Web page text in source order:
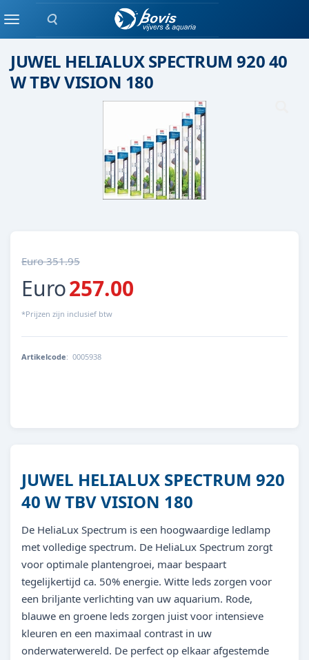
Zoeken
Menutl /overige
JUWEL HELIALUX SPECTRUM 920 40
W TBV VISION 180
Euro 351.95
Euro257.00
*Prijzen zijn inclusief btw
Artikelcode: 0005938
JUWEL HELIALUX SPECTRUM 920
40 W TBV VISION 180
De HeliaLux Spectrum is een hoogwaardige ledlamp
met volledige spectrum. De HeliaLux Spectrum zorgt
voor optimale plantengroei, maar bespaart
tegelijkertijd ca. 50% energie. Witte leds zorgen voor
een briljante verlichting van uw aquarium. Rode,
blauwe en groene leds zorgen juist voor intensieve
kleuren en een maximaal contrast in uw
onderwaterwereld. De perfect op elkaar afgestemde